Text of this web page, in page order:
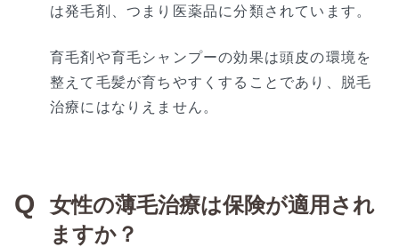
は発毛剤、つまり医薬品に分類されています。
育毛剤や育毛シャンプーの効果は頭皮の環境を
整えて毛髪が育ちやすくすることであり、脱毛
治療にはなりえません。
女性の薄毛治療は保険が適用され
ますか？